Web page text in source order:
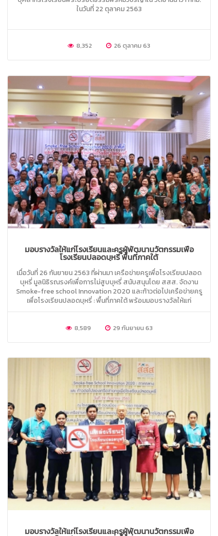
ในวันที่ 22 ตุลาคม 2563
8,352 26 ตุลาคม 63
มอบรางวัลให้แก่โรงเรียนและครูผู้พัฒนานวัตกรรมเพื่อ
โรงเรียนปลอดบุหรี่ พื้นที่ภาคใต้
เมื่อวันที่ 26 กันยายน 2563 ที่ผ่านมา เครือข่ายครูเพื่อโรงเรียนปลอด
บุหรี่ มูลนิธิรณรงค์เพื่อการไม่สูบบุหรี่ สนับสนุนโดย สสส. จัดงาน
Smoke-free school Innovation 2020 และก้าวต่อไปเครือข่ายครู
เพื่อโรงเรียนปลอดบุหรี่ : พื้นที่ภาคใต้ พร้อมมอบรางวัลให้แก่
โรงเรียนและครูผู้พัฒนานวัตกรรมเพื่อโรงเรียนปลอดบุหรี่ โดย
รางวัลดีเด่น เช่น โรงเรียนปะเหลียนผดุงศิษย์ จ.ตรัง โรงเรียนบ้าน
ใน 4 ภูมิภาค โดย ผศ.ดร.จักรพันธ์ เพ็ชรภูมิ อาจารย์คณะสาธารณสุข
ศาสตร์ มหาวิทยาลัยนเรศวร
8,589 29 กันยายน 63
มอบรางวัลให้แก่โรงเรียนและครูผู้พัฒนานวัตกรรมเพื่อ